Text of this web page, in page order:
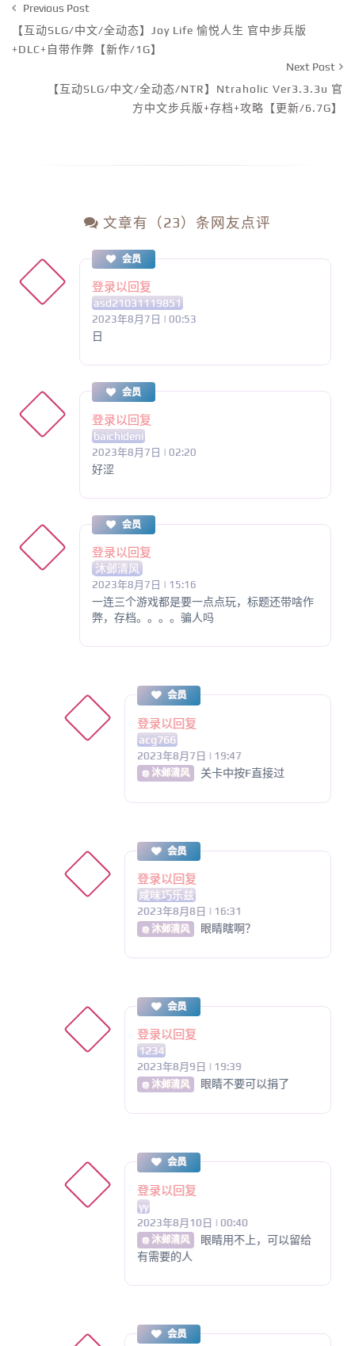
Previous Post
【互动SLG/中文/全动态】Joy Life 愉悦人生 官中步兵版
+DLC+自带作弊【新作/1G】
Next Post
【互动SLG/中文/全动态/NTR】Ntraholic Ver3.3.3u 官
方中文步兵版+存档+攻略【更新/6.7G】
文章有（23）条网友点评
会员
登录以回复
asd21031119851
2023年8月7日 | 00:53
日
会员
登录以回复
baichideni
2023年8月7日 | 02:20
好涩
会员
登录以回复
沐邺清风
2023年8月7日 | 15:16
一连三个游戏都是要一点点玩，标题还带啥作
弊，存档。。。。骗人吗
会员
登录以回复
acg766
2023年8月7日 | 19:47
@ 沐邺清风 关卡中按F直接过
会员
登录以回复
咸味巧乐兹
2023年8月8日 | 16:31
@ 沐邺清风 眼睛瞎啊？
会员
登录以回复
1234
2023年8月9日 | 19:39
@ 沐邺清风 眼睛不要可以捐了
会员
登录以回复
yy
2023年8月10日 | 00:40
@ 沐邺清风
眼睛用不上，可以留给
有需要的人
会员